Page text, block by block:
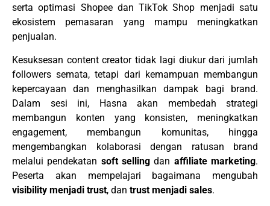
serta optimasi Shopee dan TikTok Shop menjadi satu
ekosistem pemasaran yang mampu meningkatkan
penjualan.
Kesuksesan content creator tidak lagi diukur dari jumlah
followers semata, tetapi dari kemampuan membangun
kepercayaan dan menghasilkan dampak bagi brand.
Dalam sesi ini, Hasna akan membedah strategi
membangun konten yang konsisten, meningkatkan
engagement, membangun komunitas, hingga
mengembangkan kolaborasi dengan ratusan brand
melalui pendekatan soft selling dan affiliate marketing.
Peserta akan mempelajari bagaimana mengubah
visibility menjadi trust, dan trust menjadi sales.